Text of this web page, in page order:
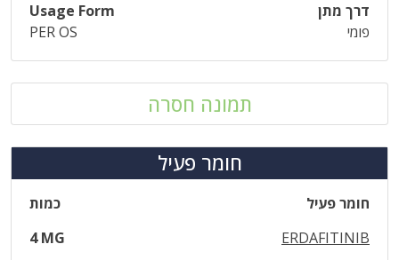
דרך מתן
Usage Form
פומי
PER OS
תמונה חסרה
חומר פעיל
חומר פעיל
כמות
ERDAFITINIB
4 MG